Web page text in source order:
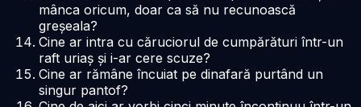
mânca oricum, doar ca să nu recunoască
greșeala?
Cine ar intra cu căruciorul de cumpărături într-un
raft uriaș și i-ar cere scuze?
Cine ar rămâne încuiat pe dinafară purtând un
singur pantof?